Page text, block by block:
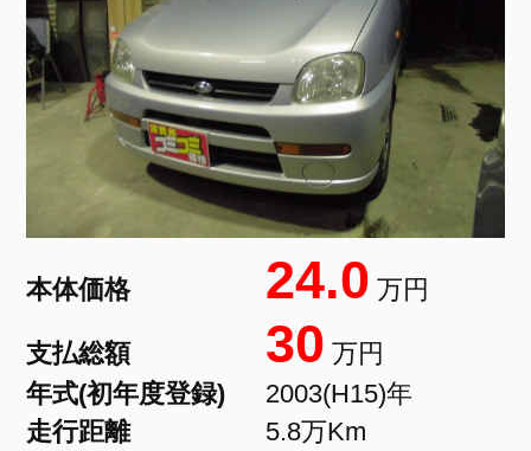
本体価格 24.0 万円
支払総額 30 万円
年式(初年度登録)
2003(H15)年
走行距離
5.8万Km